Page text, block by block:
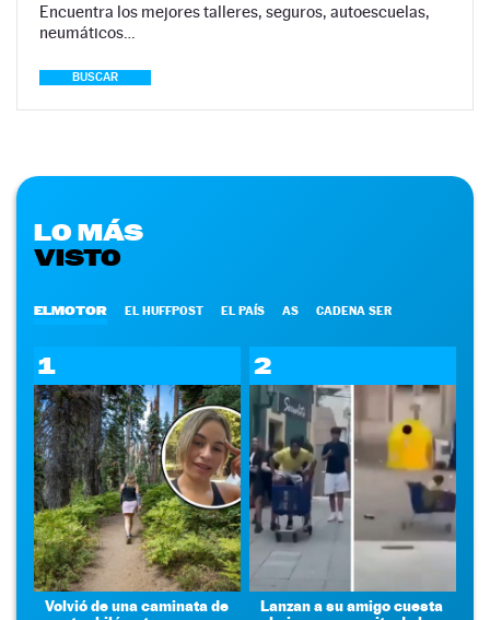
Encuentra los mejores talleres, seguros, autoescuelas,
neumáticos…
BUSCAR
LO MÁS
VISTO
ELMOTOR EL HUFFPOST EL PAÍS AS CADENA SER
1
Volvió de una caminata de
2
Lanzan a su amigo cuesta